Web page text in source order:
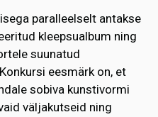
paralleelselt antakse
kleepsualbum ning
suunatud
eesmärk on, et
sobiva kunstivormi
väljakutseid ning